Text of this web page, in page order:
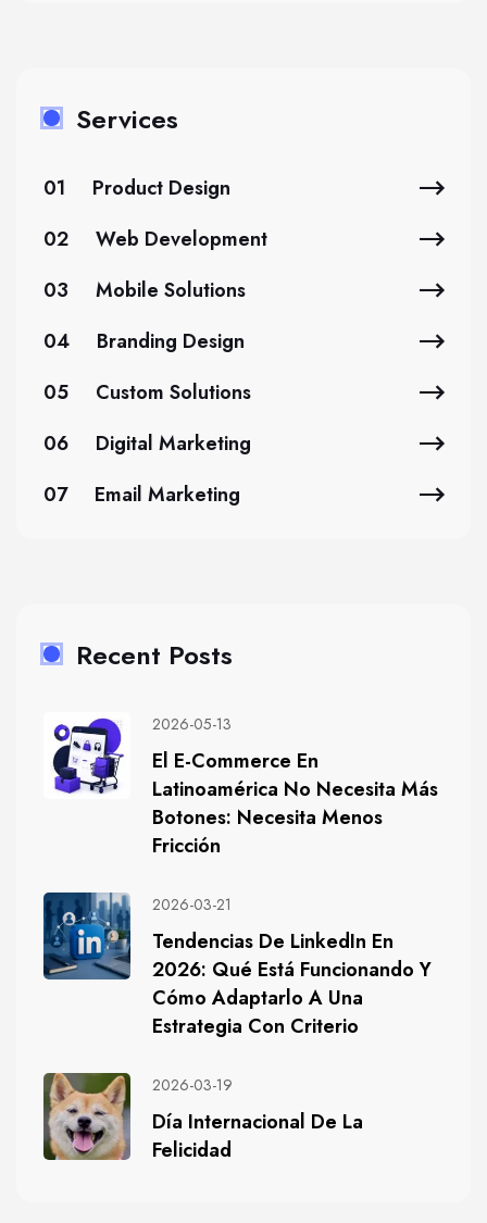
Services
01
Product Design
02
Web Development
03
Mobile Solutions
04
Branding Design
05
Custom Solutions
06
Digital Marketing
07
Email Marketing
Recent Posts
2026-05-13
El E-Commerce En
Latinoamérica No Necesita Más
Botones: Necesita Menos
Fricción
2026-03-21
Tendencias De LinkedIn En
2026: Qué Está Funcionando Y
Cómo Adaptarlo A Una
Estrategia Con Criterio
2026-03-19
Día Internacional De La
Felicidad